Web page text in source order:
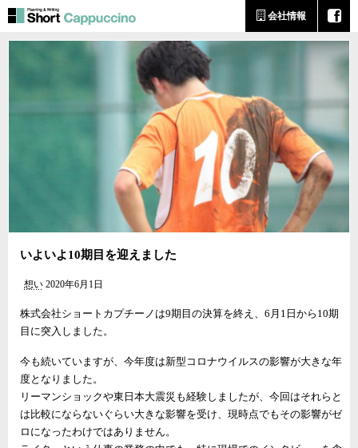
会社情報
いよいよ10期目を迎えました
想い 2020年6月1日
株式会社ショートカプチーノは9期目の決算を終え、6月1日から10期
目に突入しました。
今も続いていますが、今年度は新型コロナウイルスの影響が大きな年
度となりました。
リーマンショックや東日本大震災も経験しましたが、今回はそれらと
は比較にならないぐらい大きな影響を受け、現時点でもその影響がゼ
ロになったわけではありません。